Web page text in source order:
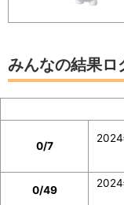
ショ、または
アルクジラの「
ジで確認できます
イベント参加前
ョを撮っておい
みんなの結果ロ
0/7
0/49